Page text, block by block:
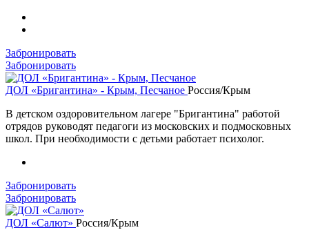
Забронировать
Забронировать
ДОЛ «Бригантина» - Крым, Песчаное Россия/Крым
В детском оздоровительном лагере "Бригантина" работой
отрядов руководят педагоги из московских и подмосковных
школ. При необходимости с детьми работает психолог.
Забронировать
Забронировать
ДОЛ «Салют» Россия/Крым